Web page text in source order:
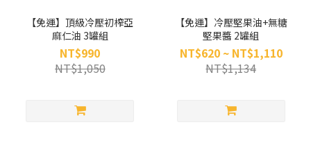
【免運】頂級冷壓初榨亞
麻仁油 3罐組
NT$990
NT$1,050
【免運】冷壓堅果油+無糖
堅果醬 2罐組
NT$620 ~ NT$1,110
NT$1,134